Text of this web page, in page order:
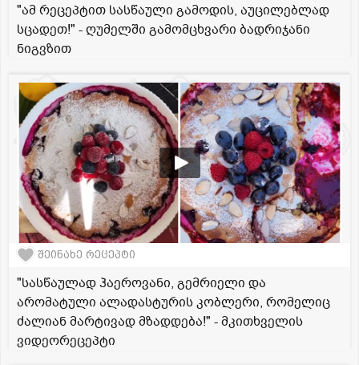
"ამ რეცეპტით სასწაული გამოდის, აუცილებლად
სცადეთ!" - ღუმელში გამომცხვარი ბადრიჯანი
ნიგვზით
შეინახე რეცეპტი
"სასწაულად ჰაეროვანი, გემრიელი და
არომატული ალადასტურის კობლერი, რომელიც
ძალიან მარტივად მზადდება!" - მკითხველის
ვიდეორეცეპტი